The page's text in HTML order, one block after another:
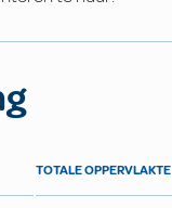
TOTALE OPPERVLAKTE